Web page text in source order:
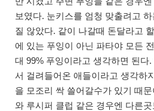
보였다. 눈키스를 엄청 맞출려고
질 않았다. 같이 나갈때 돈달라고
에 있는 푸잉이 아닌 파타야 모든
대 99% 푸잉이라고 생각하면 된다
서 걸려들어온 애들이라고 생각하
을 모조리 싹 쓸어갈수가 있기 때
와 루시퍼 클럽 같은 경우엔 다른